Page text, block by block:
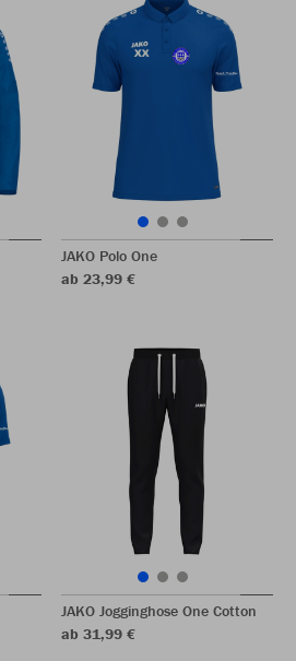
JAKO Polo One
ab 23,99 €
JAKO Jogginghose One Cotton
ab 31,99 €